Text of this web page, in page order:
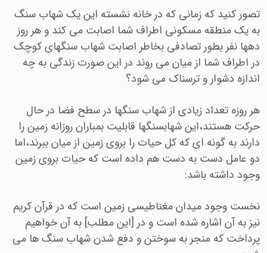
تصور کنید که زمانی که در خانه نشسته این یک شهاب سنگ
به یک منطقه مسکونی اطراف شما اصابت می کند و هر روز
دهها نفر بطور تصادفی بخاطر اصابت شهاب سنگهای کوچک
در اطراف شما از میان می روند در این صورت زندگی به چه
اندازه دشوار و ترسناک می شود؟
هر روزه تعداد زیادی از شهاب سنگها در سطح فضا در حال
حرکت هستند،این شهابسنگها قابلیت بمباران روزانه زمین را
دارند به گونه ای که کل حیات را بروی زمین از میان ببرند،اما
دو عامل دست به دست هم داده است که حیات بروی زمین
وجود داشته باشد:
نخست وجود میدان مغناطیسی زمین است که در قرآن کریم
نیز به آن اشاره شده است و در [این مطلب] به آن خواهیم
پرداخت که منجر به سوختن و دفع شدن شهاب سنگ ها می